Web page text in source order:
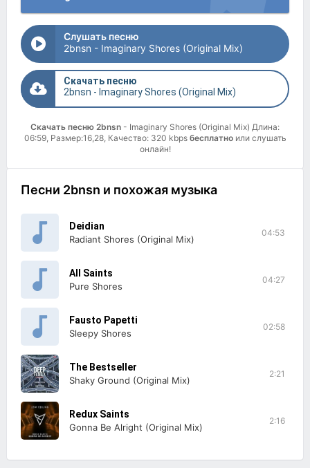
Слушать песню
2bnsn - Imaginary Shores (Original Mix)
Скачать песню
2bnsn - Imaginary Shores (Original Mix)
Скачать песню 2bnsn - Imaginary Shores (Original Mix) Длина:
06:59, Размер:16,28, Качество: 320 kbps бесплатноили слушать
онлайн!
Песни 2bnsn и похожая музыка
Deidian
Radiant Shores (Original Mix)
04:53
All Saints
Pure Shores
04:27
Fausto Papetti
Sleepy Shores
02:58
The Bestseller
Shaky Ground (Original Mix)
2:21
Redux Saints
Gonna Be Alright (Original Mix)
2:16